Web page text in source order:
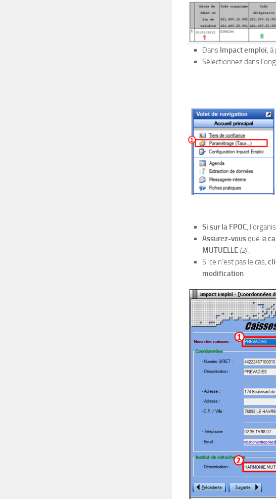
Dans Impact emploi,
Sélectionnez dans
Si sur la FPOC,
Assurez-vousque la
MUTUELLE (2);
Si ce n’est pas le cas,
modification :